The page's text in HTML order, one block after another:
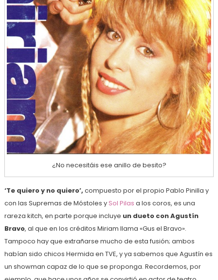
¿No necesitáis ese anillo de besito?
‘Te quiero y no quiero’, compuesto por el propio Pablo Pinilla y
con las Supremas de Móstoles ySol Pilas a los coros, es una
rareza kitch, en parte porque incluye un dueto con Agustín
Bravo, al que en los créditos Miriam llama «Gus el Bravo».
Tampoco hay que extrañarse mucho de esta fusión; ambos
habían sido chicos Hermida en TVE, y ya sabemos que Agustín es
un showman capaz de lo que se proponga. Recordemos, por